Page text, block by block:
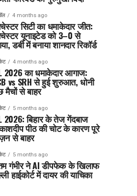
4 months ago
सिटी का धमाकेदार जीत:
यूनाइटेड को 3–0 से
डर्बी में बनाया शानदार रिकॉर्ड
4 months ago
2026 का धमाकेदार आगाज:
vs SRH से हुई शुरुआत, धोनी
से बाहर
5 months ago
2026: बिहार के तेज गेंदबाज
पीठ की चोट के कारण पूरे
से बाहर
5 months ago
गंभीर ने AI डीपफेक के खिलाफ
हाईकोर्ट में दायर की याचिका